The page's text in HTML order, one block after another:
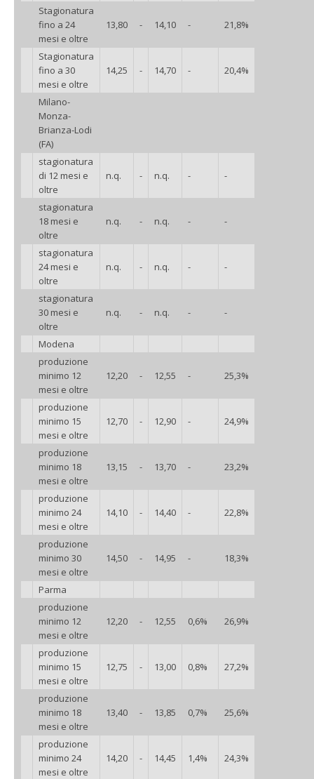
Stagionatura
fino a 24
mesi e oltre
13,80 - 14,10 - 21,8%
Stagionatura
fino a 30
mesi e oltre
14,25 - 14,70 - 20,4%
Milano-
Monza-
Brianza-Lodi
(FA)
stagionatura
di 12 mesi e
oltre
n.q. - n.q. - -
stagionatura
18 mesi e
oltre
n.q. - n.q. - -
stagionatura
24 mesi e
oltre
n.q. - n.q. - -
stagionatura
30 mesi e
oltre
n.q. - n.q. - -
Modena
produzione
minimo 12
mesi e oltre
12,20 - 12,55 - 25,3%
produzione
minimo 15
mesi e oltre
12,70 - 12,90 - 24,9%
produzione
minimo 18
mesi e oltre
13,15 - 13,70 - 23,2%
produzione
minimo 24
mesi e oltre
14,10 - 14,40 - 22,8%
produzione
minimo 30
mesi e oltre
14,50 - 14,95 - 18,3%
Parma
produzione
minimo 12
mesi e oltre
12,20 - 12,55 0,6% 26,9%
produzione
minimo 15
mesi e oltre
12,75 - 13,00 0,8% 27,2%
produzione
minimo 18
mesi e oltre
13,40 - 13,85 0,7% 25,6%
produzione
minimo 24
mesi e oltre
14,20 - 14,45 1,4% 24,3%